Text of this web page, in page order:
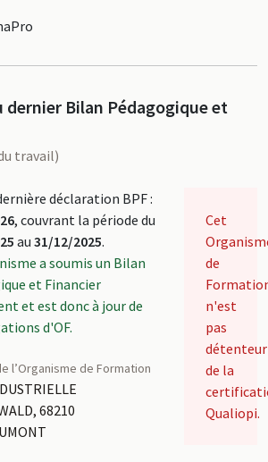
Bilan Pédagogique et
travail)
déclaration BPF :
, couvrant la période du
au 31/12/2025.
a soumis un Bilan
et Financier
et est donc à jour de
d'OF.
l’Organisme de Formation
68210
Cet
de
n'est
pas
détenteur
de la
Qualiopi.